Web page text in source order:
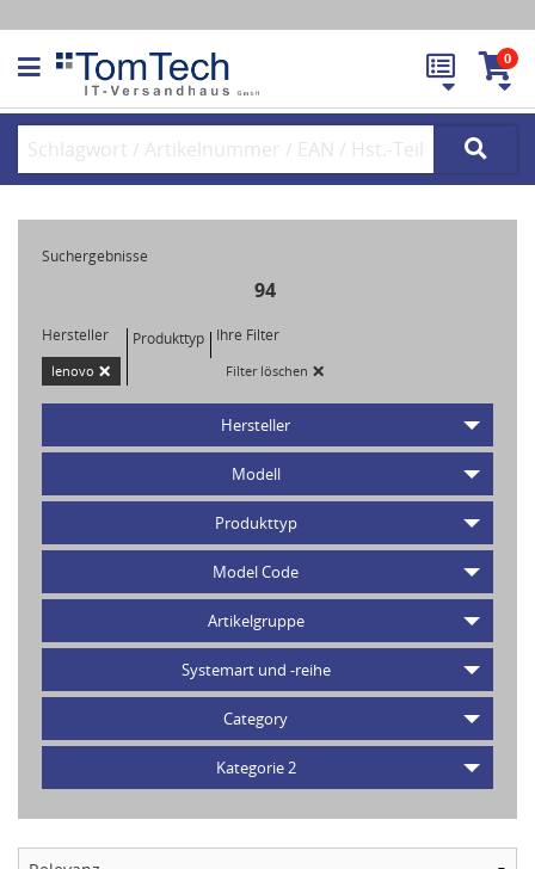
0
Suchergebnisse
94
Hersteller
lenovo ×
Produkttyp Ihre Filter
Filter löschen ×
Hersteller
Modell
Produkttyp
Model Code
Artikelgruppe
Systemart und -reihe
Category
Kategorie 2